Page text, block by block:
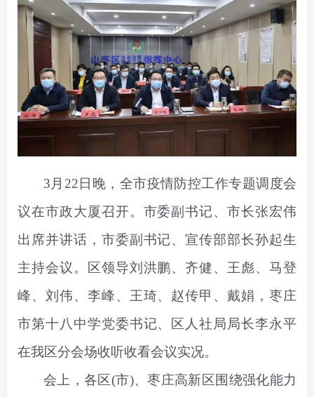
3月22日晚，全市疫情防控工作专题调度会
议在市政大厦召开。市委副书记、市长张宏伟
出席并讲话，市委副书记、宣传部部长孙起生
主持会议。区领导刘洪鹏、齐健、王彪、马登
峰、刘伟、李峰、王琦、赵传甲、戴娟，枣庄
市第十八中学党委书记、区人社局局长李永平
在我区分会场收听收看会议实况。
会上，各区(市)、枣庄高新区围绕强化能力